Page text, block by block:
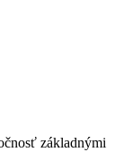
základnými